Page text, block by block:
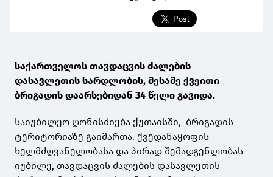
საქართველოს თავდაცვის ძალების
დასავლეთის სარდლობის, მესამე ქვეითი
ბრიგადის დაარსებიდან 34 წელი გავიდა.
საიუბილეო ღონისძიება ქუთაისში, ბრიგადის
ტერიტორიაზე გაიმართა. ქვედანაყოფის
ხელმძღვანელობასა და პირად შემადგენლობას
იუბილე, თავდაცვის ძალების დასავლეთის